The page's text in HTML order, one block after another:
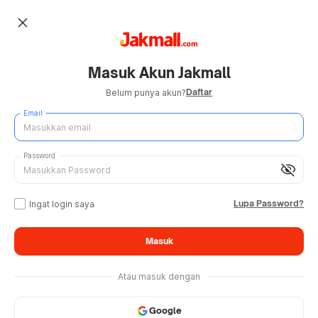
close
Masuk Akun Jakmall
Belum punya akun?Daftar
Email
visibility_off
Password
Ingat login saya Lupa Password?
Masuk
Atau masuk dengan
Google